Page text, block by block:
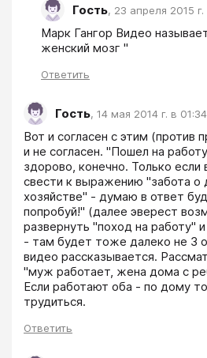
Гость, 23 апреля 2015
Марк Гангор Видео
женский мозг "
Ответить
Гость, 14 мая 2014 г. в 01:34
Вот и согласен с этим (против
и не согласен. "Пошел на
здорово, конечно. Только если
свести к выражению "забота
хозяйстве" - думаю в ответ
попробуй!" (далее эверест
развернуть "поход на работу"
- там будет тоже далеко не 3
видео рассказывается.
"муж работает, жена дома с
Если работают оба - по дому
трудиться.
Ответить